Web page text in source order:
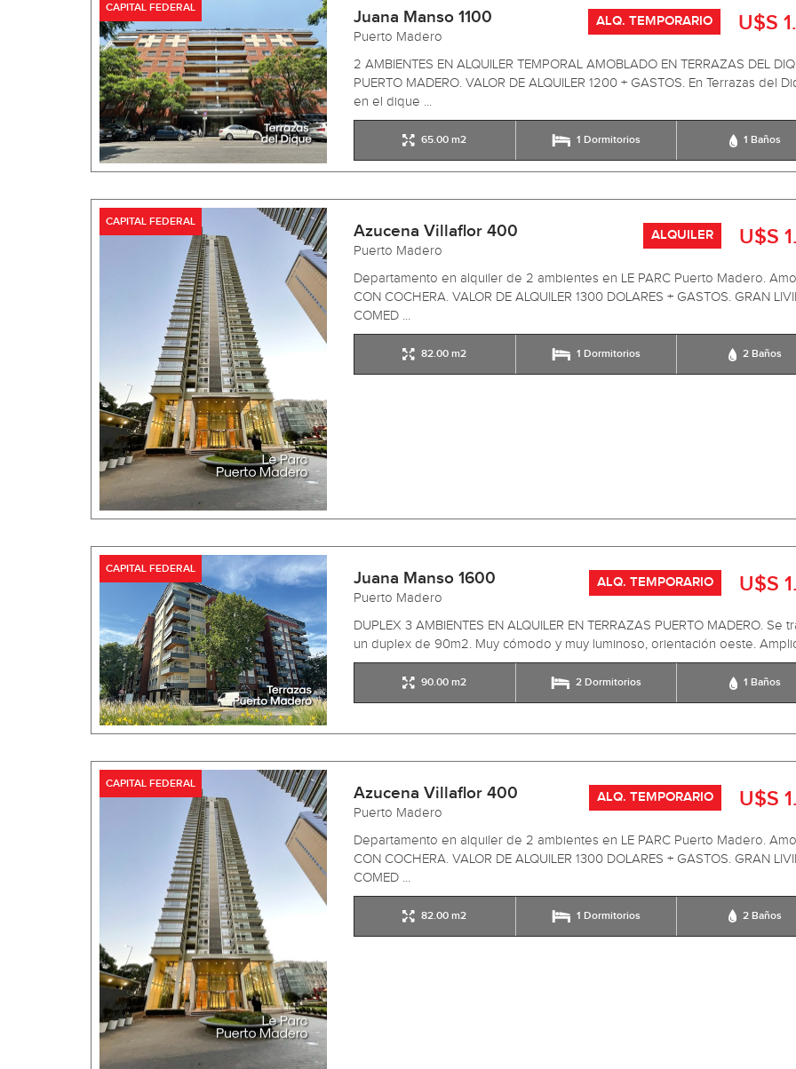
CAPITAL FEDERAL
U$S
ALQ. TEMPORARIO
Juana Manso 1100
Puerto Madero
2 AMBIENTES EN ALQUILER TEMPORAL AMOBLADO EN TERRAZAS DEL
PUERTO MADERO. VALOR DE ALQUILER 1200 + GASTOS. En Terrazas del
en el dique ...
65.00 m2 1 Dormitorios 1 Baños
CAPITAL FEDERAL
U$S
ALQUILER
Azucena Villaflor 400
Puerto Madero
Departamento en alquiler de 2 ambientes en LE PARC Puerto Madero.
CON COCHERA. VALOR DE ALQUILER 1300 DOLARES + GASTOS. GRAN
COMED ...
82.00 m2 1 Dormitorios 2 Baños
CAPITAL FEDERAL
U$S
ALQ. TEMPORARIO
Juana Manso 1600
Puerto Madero
DUPLEX 3 AMBIENTES EN ALQUILER EN TERRAZAS PUERTO MADERO. Se
un duplex de 90m2. Muy cómodo y muy luminoso, orientación oeste.
90.00 m2 2 Dormitorios 1 Baños
CAPITAL FEDERAL
U$S
ALQ. TEMPORARIO
Azucena Villaflor 400
Puerto Madero
Departamento en alquiler de 2 ambientes en LE PARC Puerto Madero.
CON COCHERA. VALOR DE ALQUILER 1300 DOLARES + GASTOS. GRAN
COMED ...
82.00 m2 1 Dormitorios 2 Baños